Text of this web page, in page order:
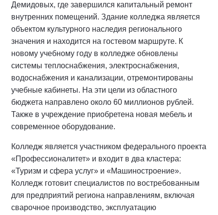
Демидовых, где завершился капитальный ремонт
внутренних помещений. Здание колледжа является
объектом культурного наследия регионального
значения и находится на гостевом маршруте. К
новому учебному году в колледже обновлены
системы теплоснабжения, электроснабжения,
водоснабжения и канализации, отремонтированы
учебные кабинеты. На эти цели из областного
бюджета направлено около 60 миллионов рублей.
Также в учреждение приобретена новая мебель и
современное оборудование.
Колледж является участником федерального проекта
«Профессионалитет» и входит в два кластера:
«Туризм и сфера услуг» и «Машиностроение».
Колледж готовит специалистов по востребованным
для предприятий региона направлениям, включая
сварочное производство, эксплуатацию